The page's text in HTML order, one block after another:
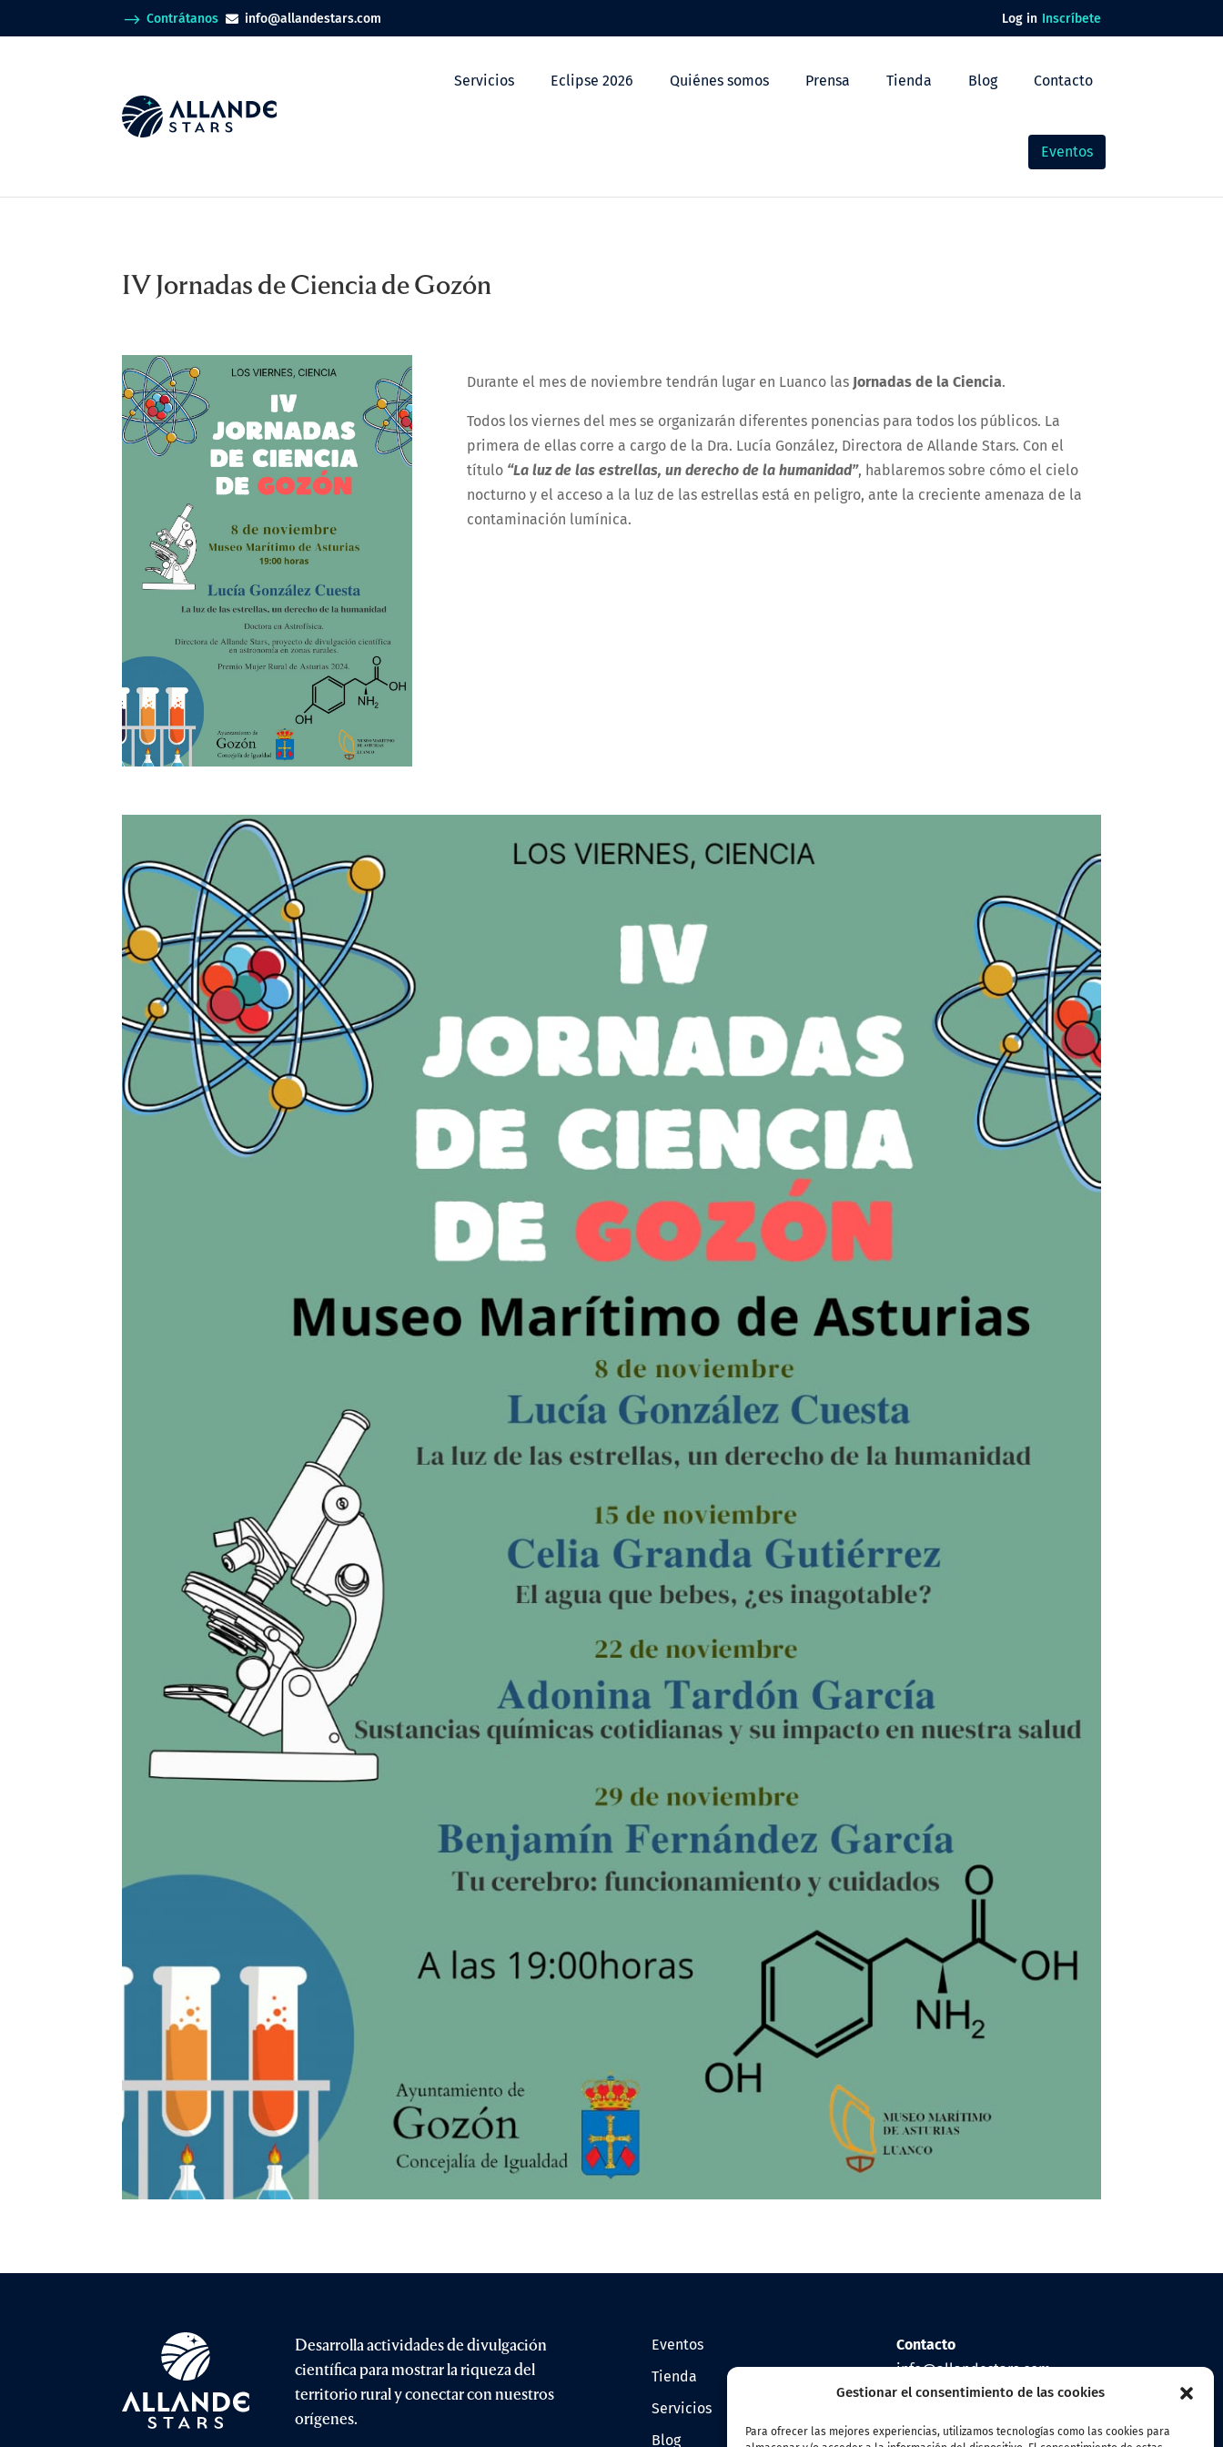
Gestionar el consentimiento de las cookies
Para ofrecer las mejores experiencias, utilizamos tecnologías como las cookies para
$ Contrátanos  info@allandestars.com Log in Inscríbete
Servicios Eclipse 2026 Quiénes somos Prensa Tienda Blog Contacto
Eventos
IV Jornadas de Ciencia de Gozón
Durante el mes de noviembre tendrán lugar en Luanco las Jornadas de la Ciencia.
Todos los viernes del mes se organizarán diferentes ponencias para todos los públicos. La
primera de ellas corre a cargo de la Dra. Lucía González, Directora de Allande Stars. Con el
título “La luz de las estrellas, un derecho de la humanidad”, hablaremos sobre cómo el cielo
nocturno y el acceso a la luz de las estrellas está en peligro, ante la creciente amenaza de la
contaminación lumínica.
Desarrolla actividades de divulgación
científica para mostrar la riqueza del
territorio rural y conectar con nuestros
orígenes.
eventos
tienda
servicios
blog
Contacto
info@allandestars.com
Facebook